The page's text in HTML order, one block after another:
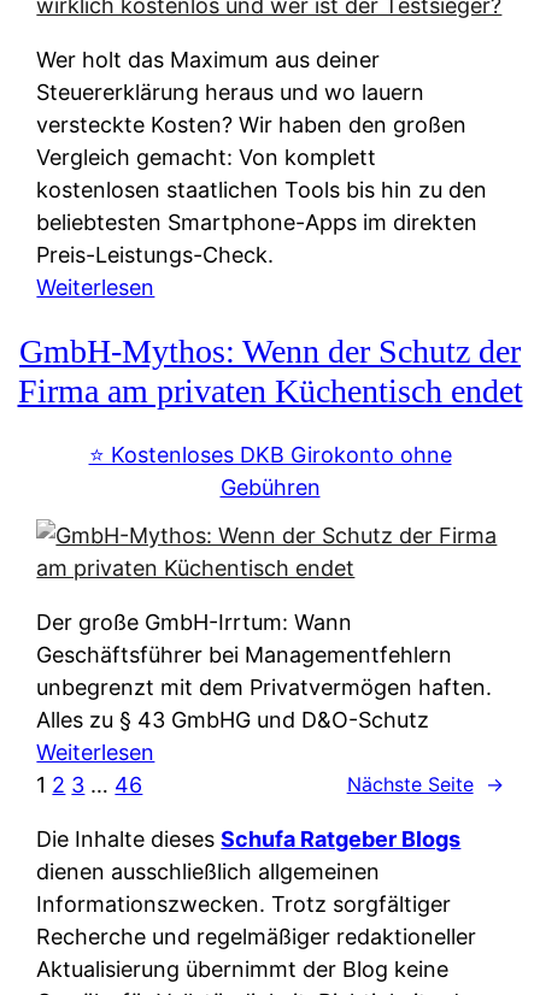
u
n
f
t
e
i
e
W
e
r
s
i
c
h
e
t
e
D
a
t
e
y
t
e
m
M
I
R
:
W
e
u
d
n
w
l
c
h
e
n
n
d
e
r
n
Wer holt das Maximum aus deiner
Steuererklärung heraus und wo lauern
versteckte Kosten? Wir haben den großen
Vergleich gemacht: Von komplett
kostenlosen staatlichen Tools bis hin zu den
beliebtesten Smartphone-Apps im direkten
Preis-Leistungs-Check.
Weiterlesen
t
e
u
e
r
k
l
ä
u
e
r
A
p
p
GmbH-Mythos: Wenn der Schutz der
Firma am privaten Küchentisch endet
⭐️ Kostenloses DKB Girokonto ohne
Gebühren
Der große GmbH-Irrtum: Wann
Geschäftsführer bei Managementfehlern
unbegrenzt mit dem Privatvermögen haften.
Alles zu § 43 GmbHG und D&O-Schutz
Weiterlesen
b
H
-
M
y
1 2 3 … 46 Nächste Seite →
Die Inhalte diesesSchufa Ratgeber Blogs
dienen ausschließlich allgemeinen
Informationszwecken. Trotz sorgfältiger
Recherche und regelmäßiger redaktioneller
Aktualisierung übernimmt der Blog keine